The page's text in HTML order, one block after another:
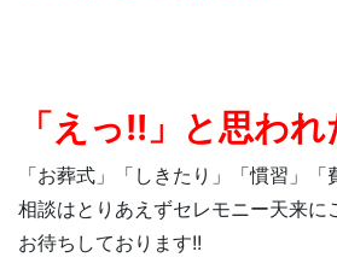
「えっ!!」と思わ
「お葬式」「しきたり」「慣習」「
相談はとりあえずセレモニー天来に
お待ちしております!!